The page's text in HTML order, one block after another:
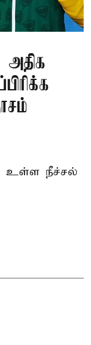
உள்ள நீச்சல்